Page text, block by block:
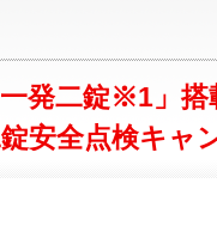
発二錠※1」搭
安全点検キャ